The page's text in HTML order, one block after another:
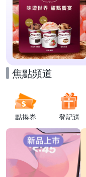
焦點頻道
點換券 登記送